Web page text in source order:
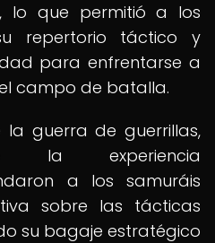
lo que permitió a los
repertorio táctico y
para enfrentarse a
campo de batalla.
la guerra de guerrillas,
la experiencia
a los samuráis
sobre las tácticas
su bagaje estratégico